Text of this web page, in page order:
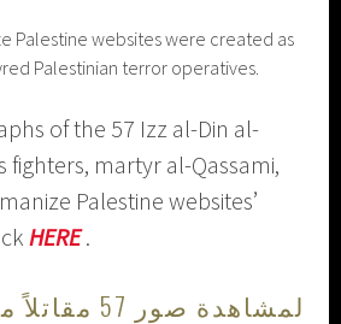
Palestine websites were created as
Palestinian terror operatives.
of the 57 Izz al-Din al-
fighters, martyr al-Qassami,
Palestine websites’
HERE.
لمشاهدة صور